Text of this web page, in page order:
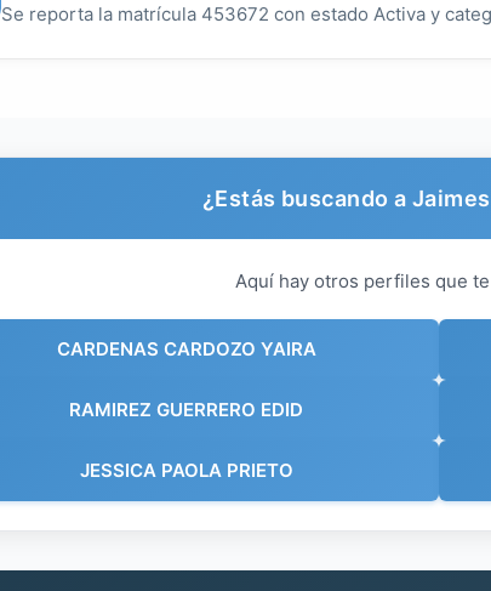
Se reporta la matrícula 453672 con estado Activa y
¿Estás buscando a
Aquí hay otros perfiles que
CARDENAS CARDOZO YAIRA
RAMIREZ GUERRERO EDID
JESSICA PAOLA PRIETO